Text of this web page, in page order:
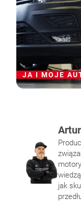
Pałeczki
używać?
Norma emisji
normy Unii
Na czym
samochodowej?
Felgi i opony –
kondycję?
JA I MOJE
jak